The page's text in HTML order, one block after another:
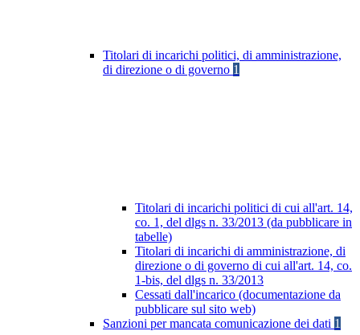
Titolari di incarichi politici, di amministrazione,
di direzione o di governo 1
Titolari di incarichi politici di cui all'art. 14,
co. 1, del dlgs n. 33/2013 (da pubblicare in
tabelle)
Titolari di incarichi di amministrazione, di
direzione o di governo di cui all'art. 14, co.
1-bis, del dlgs n. 33/2013
Cessati dall'incarico (documentazione da
pubblicare sul sito web)
Sanzioni per mancata comunicazione dei dati 1